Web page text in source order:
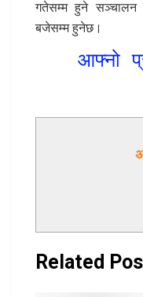
गतेसम्म हुने सञ्चालन
बजेसम्म हुनेछ।
आफ्नो
Related